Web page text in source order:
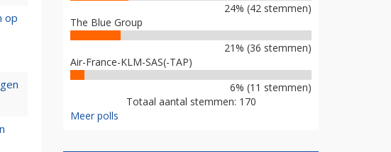
op
24% (42 stemmen)
The Blue Group
21% (36 stemmen)
Air-France-KLM-SAS(-TAP)
6% (11 stemmen)
Totaal aantal stemmen: 170
Meer polls